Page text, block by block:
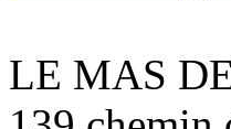
LE MAS